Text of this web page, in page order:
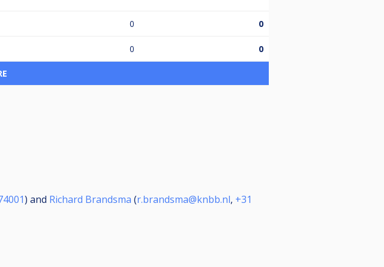
0 0
0 0
) and Richard Brandsma (r.brandsma@knbb.nl, +31